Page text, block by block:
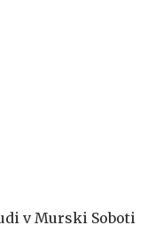
v Murski Soboti